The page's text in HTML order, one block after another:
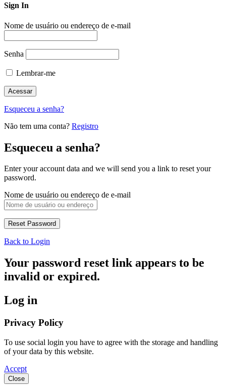
Sign In
Nome de usuário ou endereço de e-mail
Senha
Lembrar-me
Esqueceu a senha?
Não tem uma conta? Registro
Esqueceu a senha?
Enter your account data and we will send you a link to reset your
password.
Nome de usuário ou endereço de e-mail
Back to Login
Your password reset link appears to be
invalid or expired.
Log in
Privacy Policy
To use social login you have to agree with the storage and handling
of your data by this website.
Accept
Close